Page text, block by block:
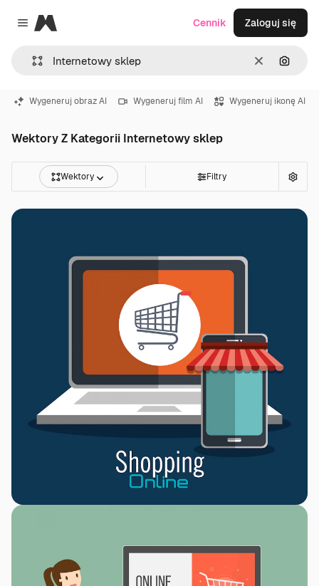
Close menu
Magnific
WyczyśćSzukaj
Cennik Zaloguj się
Wygeneruj obraz AI Wygeneruj film AI Wygeneruj ikonę AI
Wektory Z Kategorii Internetowy sklep
Wektory Filtry